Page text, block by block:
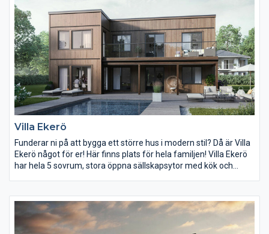
hus som med enkla medel kan göras i klassisk stil, modern stil
eller helt efter era egna önskemål. Från det öppna
vardagsrummet och köket finns en dörr ut till altan/uteplats
och under sommarhalvåret kan ni göra uteplatsen till ert
vardagsrum. Villa Bovik är ett prisvärt hus för er som söker en
något mindre villa eller för er som är i startgropen för att bilda
familj.
Villa Ekerö
Funderar ni på att bygga ett större hus i modern stil? Då är Villa
Ekerö något för er! Här finns plats för hela familjen! Villa Ekerö
har hela 5 sovrum, stora öppna sällskapsytor med kök och
plan gör att ni kan njuta av kvällens sista strålar och blir en
samlingsplats att umgås på med vänner eller familj!